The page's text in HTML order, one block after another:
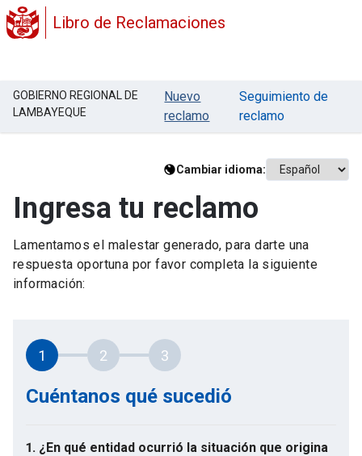
Libro de Reclamaciones
GOBIERNO REGIONAL DE
LAMBAYEQUE
Nuevo
reclamo
Seguimiento de
reclamo
Cambiar idioma:
Ingresa tu reclamo
Lamentamos el malestar generado, para darte una
respuesta oportuna por favor completa la siguiente
información:
1 2 3
Cuéntanos qué sucedió
1. ¿En qué entidad ocurrió la situación que origina